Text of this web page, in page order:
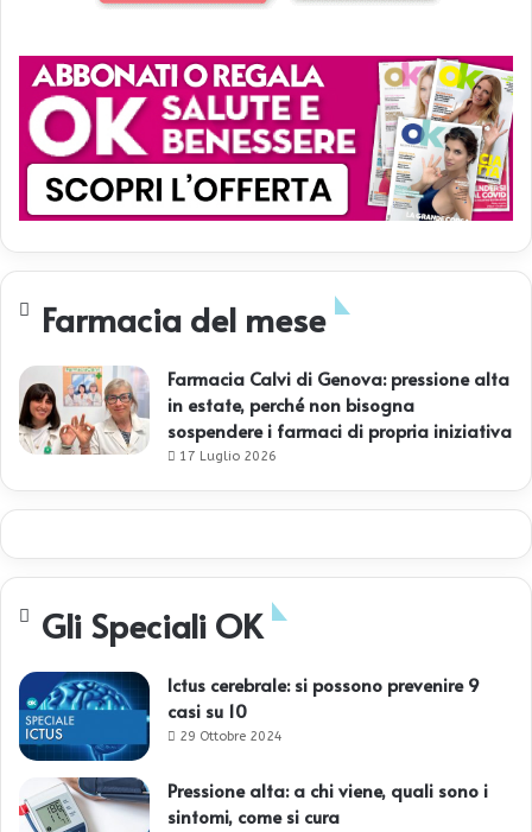
Farmacia del mese
Farmacia Calvi di Genova: pressione alta
in estate, perché non bisogna
sospendere i farmaci di propria iniziativa
17 Luglio 2026
Gli Speciali OK
Ictus cerebrale: si possono prevenire 9
casi su 10
29 Ottobre 2024
Pressione alta: a chi viene, quali sono i
sintomi, come si cura